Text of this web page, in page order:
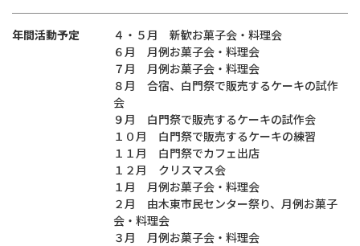
年間活動予定
４・５月 新歓お菓子会・料理会
６月 月例お菓子会・料理会
７月 月例お菓子会・料理会
８月 合宿、白門祭で販売するケーキの試作
会
９月 白門祭で販売するケーキの試作会
１０月 白門祭で販売するケーキの練習
１１月 白門祭でカフェ出店
１２月 クリスマス会
１月 月例お菓子会・料理会
２月 由木東市民センター祭り、月例お菓子
会・料理会
３月 月例お菓子会・料理会